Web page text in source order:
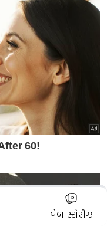
વેબ સ્ટોરીઝ